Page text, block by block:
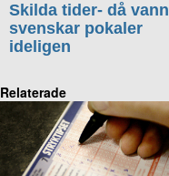
Skilda tider- då vann
svenskar pokaler
ideligen
Relaterade